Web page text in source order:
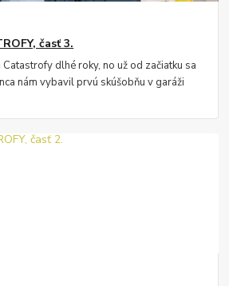
časť 3.
dlhé roky, no už od začiatku sa
nám vybavil prvú skúšobňu v garáži